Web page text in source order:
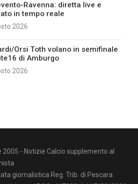
Ravenna: diretta live e
in tempo reale
2026
Orsi Toth volano in semifinale
di Amburgo
2026
- Notizie Calcio supplemento al
giornalistica Reg. Trib. di Pescara